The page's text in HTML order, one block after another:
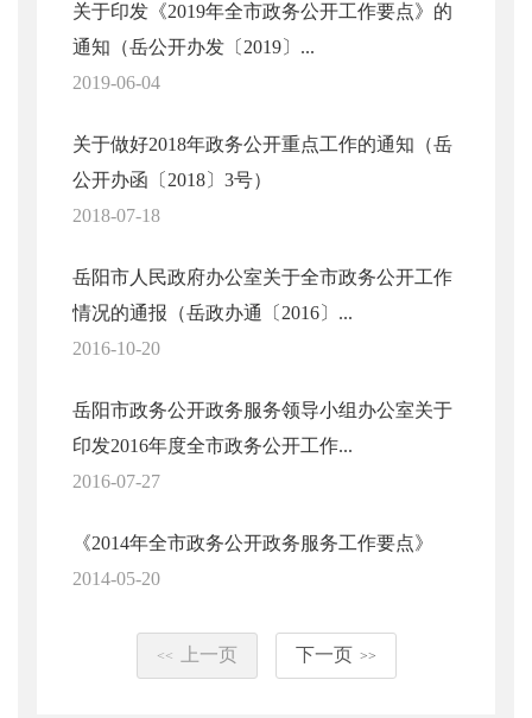
关于印发《2019年全市政务公开工作要点》的
通知（岳公开办发〔2019〕...
2019-06-04
关于做好2018年政务公开重点工作的通知（岳
公开办函〔2018〕3号）
2018-07-18
岳阳市人民政府办公室关于全市政务公开工作
情况的通报（岳政办通〔2016〕...
2016-10-20
岳阳市政务公开政务服务领导小组办公室关于
印发2016年度全市政务公开工作...
2016-07-27
《2014年全市政务公开政务服务工作要点》
2014-05-20
<< 上一页 下一页 >>